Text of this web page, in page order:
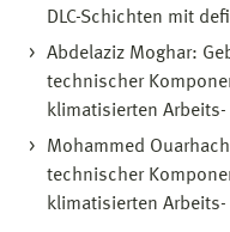
DLC-Schichten mit
Abdelaziz Moghar:
technischer
klimatisierten
Mohammed
technischer
klimatisierten